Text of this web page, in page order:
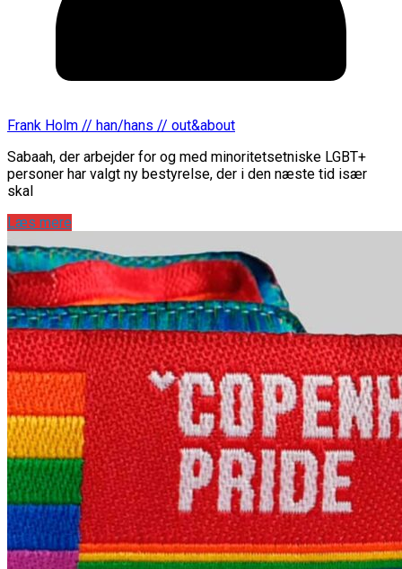
Frank Holm // han/hans // out&about
Sabaah, der arbejder for og med minoritetsetniske LGBT+
personer har valgt ny bestyrelse, der i den næste tid især
skal
Læs mere